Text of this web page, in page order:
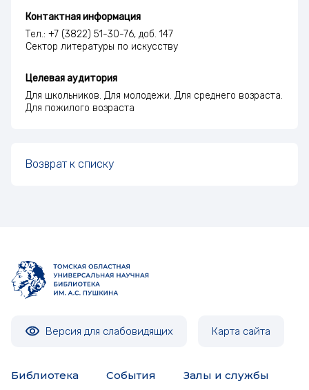
Контактная информация
Тел.: +7 (3822) 51-30-76, доб. 147
Сектор литературы по искусству
Целевая аудитория
Для школьников. Для молодежи. Для среднего возраста.
Для пожилого возраста
Возврат к списку
Версия для слабовидящих Карта сайта
Библиотека События
Залы и службы